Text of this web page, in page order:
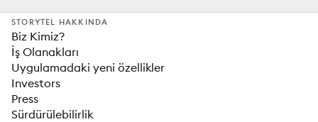
STORYTEL HAKKINDA
Biz Kimiz?
İş Olanakları
Uygulamadaki yeni özellikler
Investors
Press
Sürdürülebilirlik